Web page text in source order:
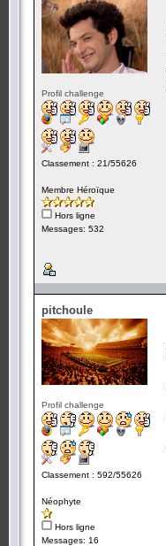
Profil challenge
Classement : 21/55626
Membre Héroïque
Hors ligne
Messages: 532
pitchoule
Profil challenge
Classement : 592/55626
Néophyte
Hors ligne
Messages: 16